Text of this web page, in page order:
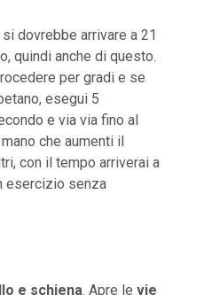
dovrebbe arrivare a 21
quindi anche di questo.
per gradi e se
esegui 5
e via via fino al
che aumenti il
con il tempo arriverai a
esercizio senza
e schiena. Apre le vie